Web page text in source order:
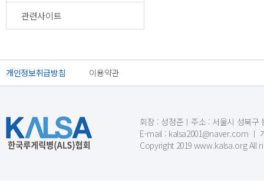
관련사이트
개인정보취급방침 이용약관
회장 : 성정준ㅣ주소 : 서울시 성북구
E-mail : kalsa2001@naver.com ㅣ
Copyright 2019 www.kalsa.org All